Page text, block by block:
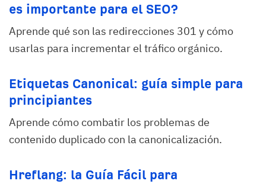
es importante para el SEO?
Aprende qué son las redirecciones 301 y cómo
usarlas para incrementar el tráfico orgánico.
Etiquetas Canonical: guía simple para
principiantes
Aprende cómo combatir los problemas de
contenido duplicado con la canonicalización.
Hreflang: la Guía Fácil para